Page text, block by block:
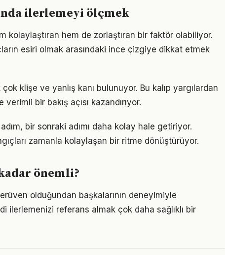
ilerlemeyi ölçmek
kolaylaştıran hem de zorlaştıran bir faktör olabiliyor.
esiri olmak arasındaki ince çizgiye dikkat etmek
klişe ve yanlış kanı bulunuyor. Bu kalıp yargılardan
bir bakış açısı kazandırıyor.
bir sonraki adımı daha kolay hale getiriyor.
zamanla kolaylaşan bir ritme dönüştürüyor.
önemli?
olduğundan başkalarının deneyimiyle
ilerlemenizi referans almak çok daha sağlıklı bir